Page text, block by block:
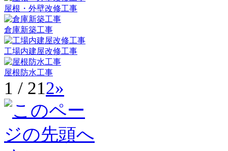
屋根・外壁改修工事
倉庫新築工事
工場内建屋改修工事
屋根防水工事
1 / 212»